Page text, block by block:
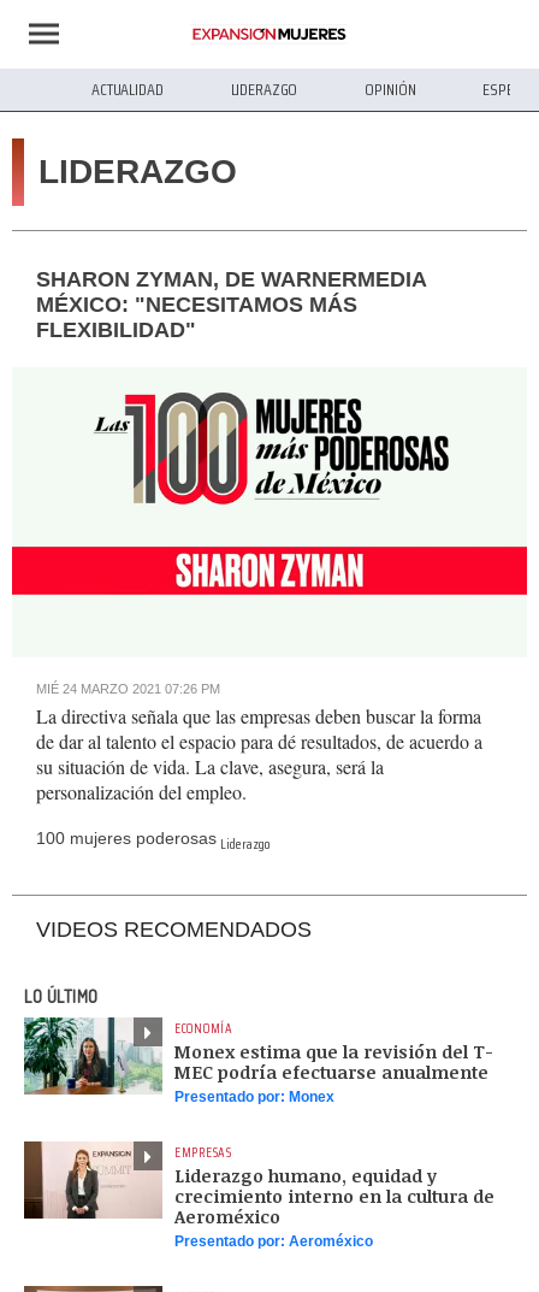
ACTUALIDAD LIDERAZGO OPINIÓN
LIDERAZGO
SHARON ZYMAN, DE WARNERMEDIA
MÉXICO: "NECESITAMOS MÁS
FLEXIBILIDAD"
MIÉ 24 MARZO 2021 07:26 PM
La directiva señala que las empresas deben buscar la forma
de dar al talento el espacio para dé resultados, de acuerdo a
su situación de vida. La clave, asegura, será la
personalización del empleo.
100 mujeres poderosas Liderazgo
VIDEOS RECOMENDADOS
LO ÚLTIMO
ECONOMÍA
Monex estima que la revisión del T-
MEC podría efectuarse anualmente
Presentado por: Monex
EMPRESAS
Liderazgo humano, equidad y
crecimiento interno en la cultura de
Aeroméxico
Presentado por: Aeroméxico